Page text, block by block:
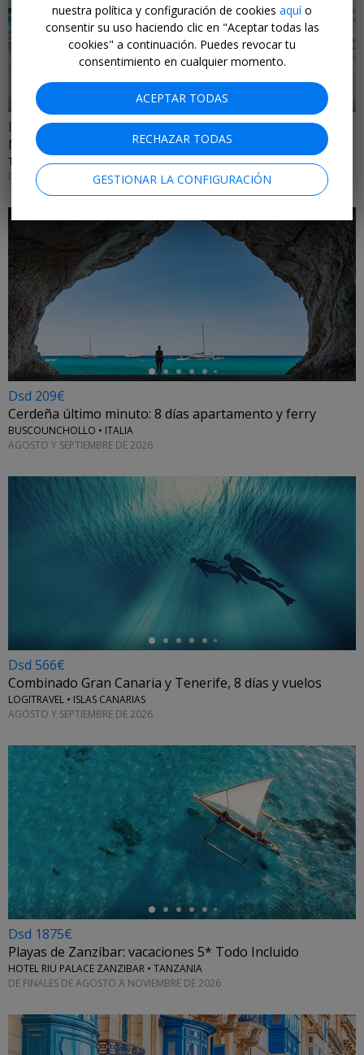
←
Dsd 255€
Menorca con comidas y ferry con coche a bordo
TRAVENTIA • SON BOU
DE AGOSTO A OCTUBRE DE 2026
←
Dsd 209€
Cerdeña último minuto: 8 días apartamento y ferry
BUSCOUNCHOLLO • ITALIA
AGOSTO Y SEPTIEMBRE DE 2026
Dsd 566€
Combinado Gran Canaria y Tenerife, 8 días y vuelos
LOGITRAVEL • ISLAS CANARIAS
AGOSTO Y SEPTIEMBRE DE 2026
Dsd 1875€
Playas de Zanzíbar: vacaciones 5* Todo Incluido
HOTEL RIU PALACE ZANZIBAR • TANZANIA
DE FINALES DE AGOSTO A NOVIEMBRE DE 2026
nuestra política y configuración de cookies aquío
consentir su uso haciendo clic en "Aceptar todas las
cookies" a continuación. Puedes revocar tu
consentimiento en cualquier momento.
ACEPTAR TODAS
RECHAZAR TODAS
GESTIONAR LA CONFIGURACIÓN